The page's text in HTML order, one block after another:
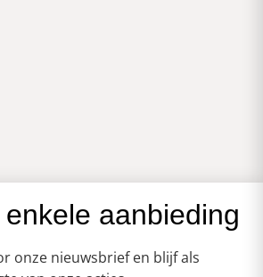
aanbieding
onze nieuwsbrief en blijf als